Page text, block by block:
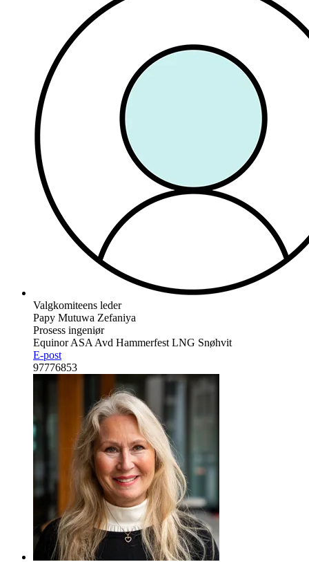
Valgkomiteens leder
Papy Mutuwa Zefaniya
Prosess ingeniør
Equinor ASA Avd Hammerfest LNG Snøhvit
E-post
97776853